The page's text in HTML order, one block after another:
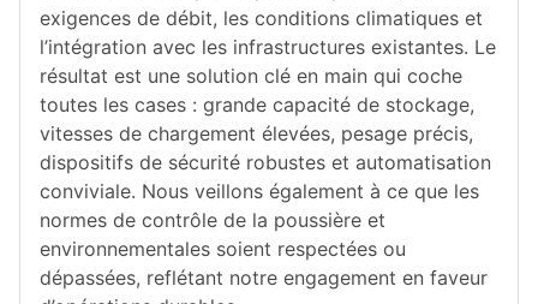
exigences de débit, les conditions climatiques et
l’intégration avec les infrastructures existantes. Le
résultat est une solution clé en main qui coche
toutes les cases : grande capacité de stockage,
vitesses de chargement élevées, pesage précis,
dispositifs de sécurité robustes et automatisation
conviviale. Nous veillons également à ce que les
normes de contrôle de la poussière et
environnementales soient respectées ou
dépassées, reflétant notre engagement en faveur